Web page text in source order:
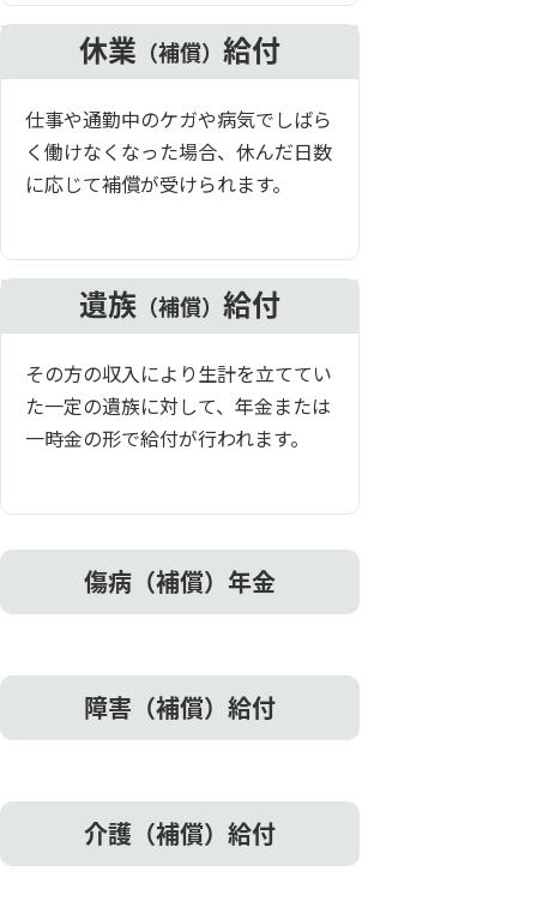
休業 （補償） 給付
仕事や通勤中のケガや病気でしばら
く働けなくなった場合、休んだ日数
に応じて補償が受けられます。
遺族 （補償） 給付
その方の収入により生計を立ててい
た一定の遺族に対して、年金または
一時金の形で給付が行われます。
傷病（補償）年金
障害（補償）給付
介護（補償）給付